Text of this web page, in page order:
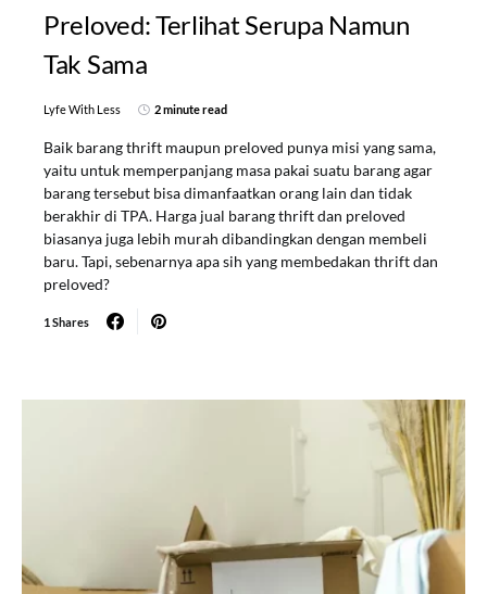
Preloved: Terlihat Serupa Namun
Tak Sama
Lyfe With Less 2 minute read
Baik barang thrift maupun preloved punya misi yang sama,
yaitu untuk memperpanjang masa pakai suatu barang agar
barang tersebut bisa dimanfaatkan orang lain dan tidak
berakhir di TPA. Harga jual barang thrift dan preloved
biasanya juga lebih murah dibandingkan dengan membeli
baru. Tapi, sebenarnya apa sih yang membedakan thrift dan
preloved?
1 Shares